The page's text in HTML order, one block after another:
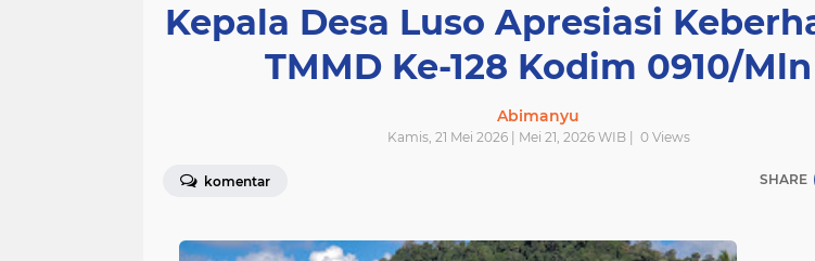
Kepala Desa Luso Apresiasi
TMMD Ke-128 Kodim 0910/Mln
Abimanyu
Kamis, 21 Mei 2026 | Mei 21, 2026 WIB | 0Views
komentar SHARE